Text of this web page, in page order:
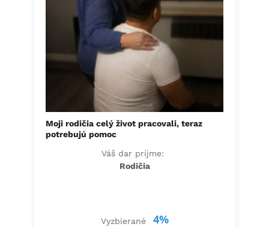
Moji rodičia celý život pracovali, teraz
potrebujú pomoc
Váš dar príjme:
Rodičia
Vyzbierané 4%